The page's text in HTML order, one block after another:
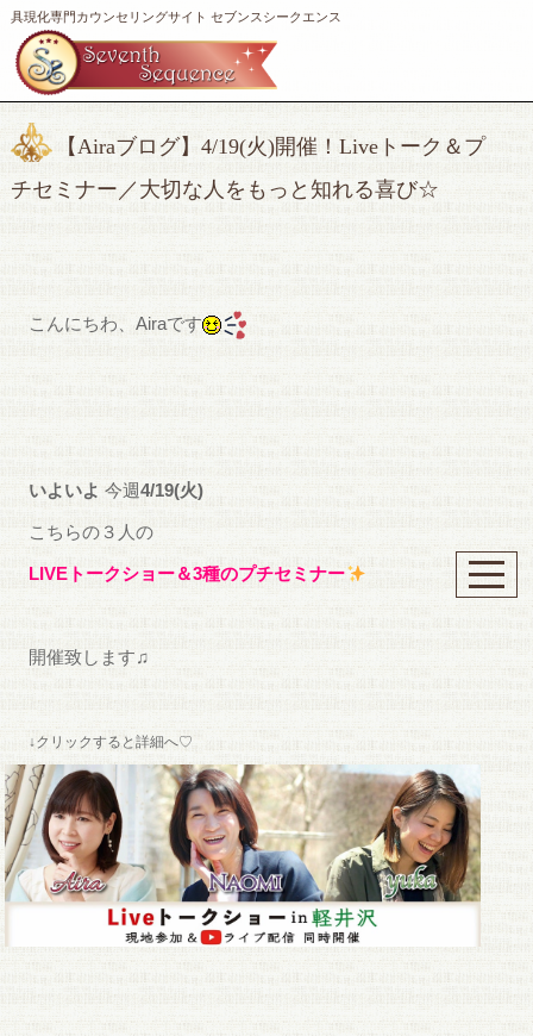
具現化専門カウンセリングサイト セブンスシークエンス
【Airaブログ】4/19(火)開催！Liveトーク＆プ
チセミナー／大切な人をもっと知れる喜び☆
こんにちわ、Airaです
いよいよ今週4/19(火)
こちらの３人の
LIVEトークショー＆3種のプチセミナー
開催致します♫
↓クリックすると詳細へ♡